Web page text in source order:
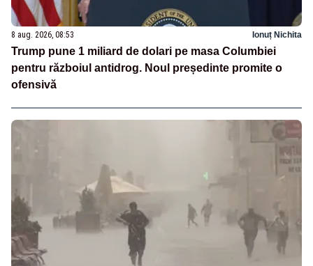
8 aug. 2026, 08:53 Ionuț Nichita
Trump pune 1 miliard de dolari pe masa Columbiei
pentru războiul antidrog. Noul președinte promite o
ofensivă